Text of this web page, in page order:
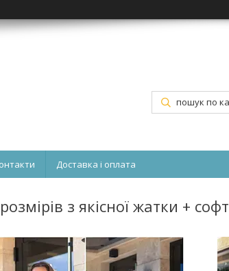
Доставка і оплата
з якісної жатки + софт